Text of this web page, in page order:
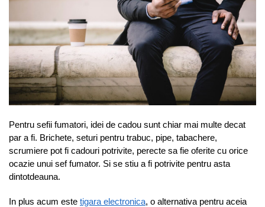
Pentru sefii fumatori, idei de cadou sunt chiar mai multe decat
par a fi. Brichete, seturi pentru trabuc, pipe, tabachere,
scrumiere pot fi cadouri potrivite, perecte sa fie oferite cu orice
ocazie unui sef fumator. Si se stiu a fi potrivite pentru asta
dintotdeauna.
In plus acum este tigara electronica, o alternativa pentru aceia